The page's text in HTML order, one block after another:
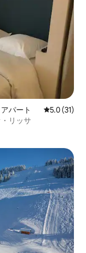
パート レビュー31
5.0 (31)
リッサ